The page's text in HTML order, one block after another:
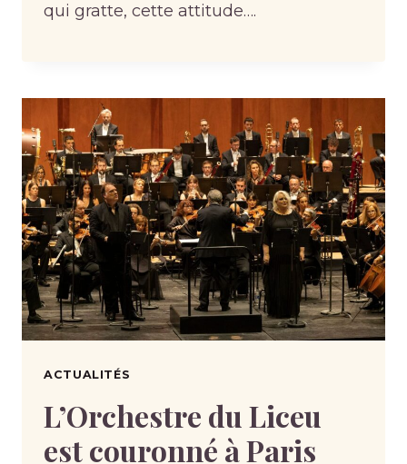
qui gratte, cette attitude….
ACTUALITÉS
L’Orchestre du Liceu
est couronné à Paris